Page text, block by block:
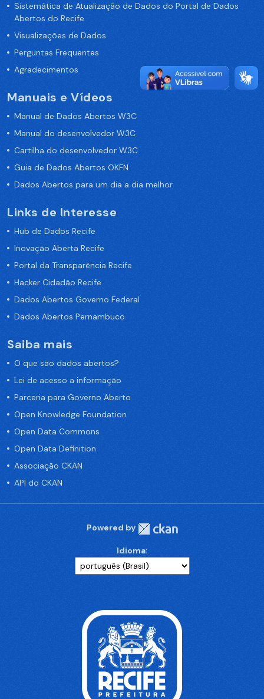
Sistemática de Atualização de Dados do Portal de Dados
Abertos do Recife
Visualizações de Dados
Perguntas Frequentes
Agradecimentos
Manuais e Vídeos
Manual de Dados Abertos W3C
Manual do desenvolvedor W3C
Cartilha do desenvolvedor W3C
Guia de Dados Abertos OKFN
Dados Abertos para um dia a dia melhor
Links de Interesse
Hub de Dados Recife
Inovação Aberta Recife
Portal da Transparência Recife
Hacker Cidadão Recife
Dados Abertos Governo Federal
Dados Abertos Pernambuco
Saiba mais
O que são dados abertos?
Lei de acesso a informação
Parceria para Governo Aberto
Open Knowledge Foundation
Open Data Commons
Open Data Definition
Associação CKAN
API do CKAN
Powered by
Idioma